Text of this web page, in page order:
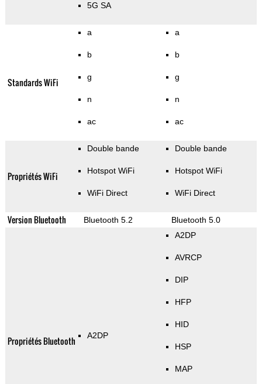
5G SA
Standards WiFi
a
b
g
n
ac
a
b
g
n
ac
Propriétés WiFi
Double bande
Hotspot WiFi
WiFi Direct
Double bande
Hotspot WiFi
WiFi Direct
Version Bluetooth Bluetooth 5.2 Bluetooth 5.0
Propriétés Bluetooth A2DP
A2DP
AVRCP
DIP
HFP
HID
HSP
MAP